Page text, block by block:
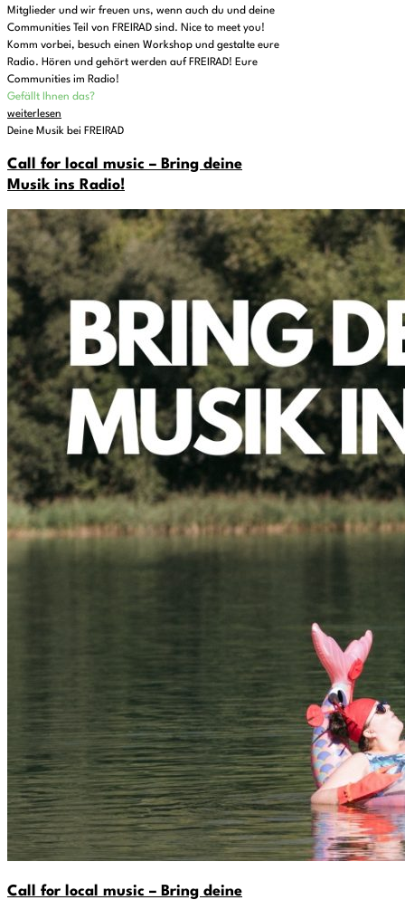
Mitglieder und wir freuen uns, wenn auch du und deine
Communities Teil von FREIRAD sind. Nice to meet you!
Komm vorbei, besuch einen Workshop und gestalte eure
Radio. Hören und gehört werden auf FREIRAD! Eure
Communities im Radio!
Gefällt Ihnen das?
weiterlesen
Deine Musik bei FREIRAD
Call for local music – Bring deine
Musik ins Radio!
Call for local music – Bring deine